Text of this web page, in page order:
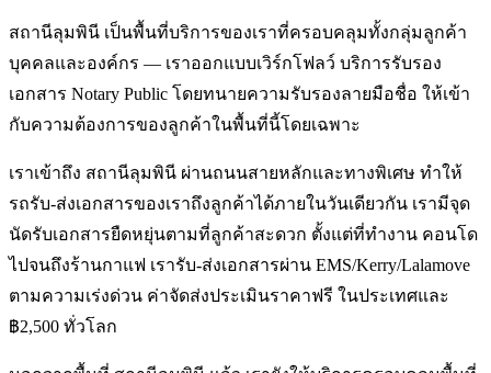
สถานีลุมพินี เป็นพื้นที่บริการของเราที่ครอบคลุมทั้งกลุ่มลูกค้า
บุคคลและองค์กร — เราออกแบบเวิร์กโฟลว์ บริการรับรอง
เอกสาร Notary Public โดยทนายความรับรองลายมือชื่อ ให้เข้า
กับความต้องการของลูกค้าในพื้นที่นี้โดยเฉพาะ
เราเข้าถึง สถานีลุมพินี ผ่านถนนสายหลักและทางพิเศษ ทำให้
รถรับ-ส่งเอกสารของเราถึงลูกค้าได้ภายในวันเดียวกัน เรามีจุด
นัดรับเอกสารยืดหยุ่นตามที่ลูกค้าสะดวก ตั้งแต่ที่ทำงาน คอนโด
ไปจนถึงร้านกาแฟ เรารับ-ส่งเอกสารผ่าน EMS/Kerry/Lalamove
ตามความเร่งด่วน ค่าจัดส่งประเมินราคาฟรี ในประเทศและ
฿2,500 ทั่วโลก